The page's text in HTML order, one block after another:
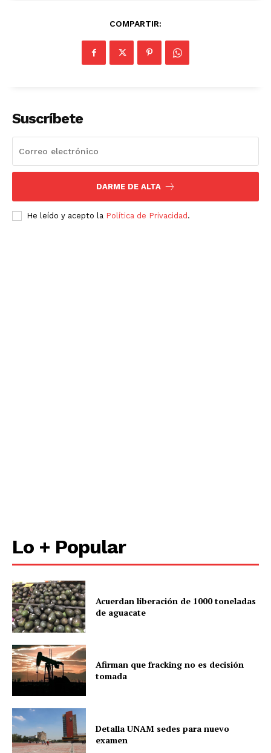
COMPARTIR:
Suscríbete
DARME DE ALTA
He leído y acepto la Política de Privacidad .
Lo + Popular
Acuerdan liberación de 1000 toneladas
de aguacate
Afirman que fracking no es decisión
tomada
Detalla UNAM sedes para nuevo
examen